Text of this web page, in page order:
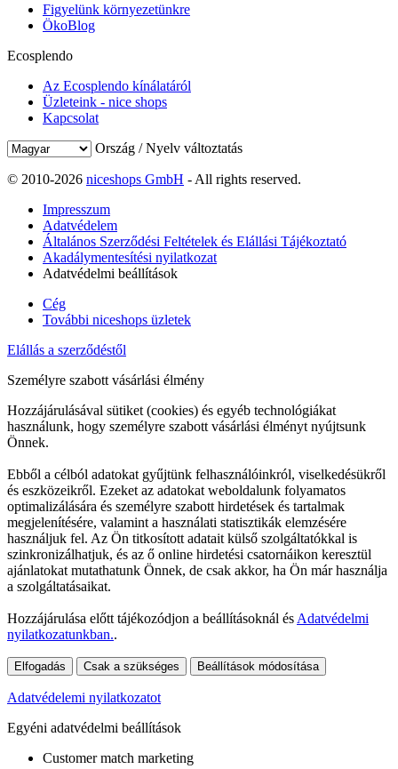
Figyelünk környezetünkre
ÖkoBlog
Ecosplendo
Az Ecosplendo kínálatáról
Üzleteink - nice shops
Kapcsolat
Ország / Nyelv változtatás
© 2010-2026 niceshops GmbH - All rights reserved.
Impresszum
Adatvédelem
Általános Szerződési Feltételek és Elállási Tájékoztató
Akadálymentesítési nyilatkozat
Adatvédelmi beállítások
Cég
További niceshops üzletek
Elállás a szerződéstől
Személyre szabott vásárlási élmény
Hozzájárulásával sütiket (cookies) és egyéb technológiákat
használunk, hogy személyre szabott vásárlási élményt nyújtsunk
Önnek.
Ebből a célból adatokat gyűjtünk felhasználóinkról, viselkedésükről
és eszközeikről. Ezeket az adatokat weboldalunk folyamatos
optimalizálására és személyre szabott hirdetések és tartalmak
megjelenítésére, valamint a használati statisztikák elemzésére
használjuk fel. Az Ön titkosított adatait külső szolgáltatókkal is
szinkronizálhatjuk, és az ő online hirdetési csatornáikon keresztül
ajánlatokat mutathatunk Önnek, de csak akkor, ha Ön már használja
a szolgáltatásaikat.
Hozzájárulása előtt tájékozódjon a beállításoknál és Adatvédelmi
nyilatkozatunkban..
Elfogadás Csak a szükséges Beállítások módosítása
Adatvédelemi nyilatkozatot
Egyéni adatvédelmi beállítások
Customer match marketing